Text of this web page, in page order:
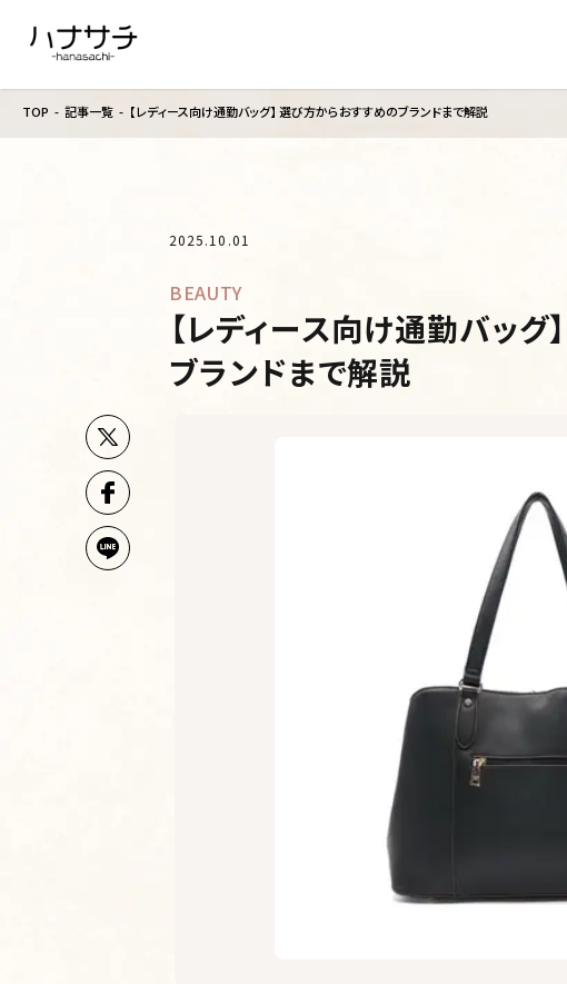
TOP 記事一覧 【レディース向け通勤バッグ】 選び方からおすすめのブランドまで解説
2025.10.01
BEAUTY
【レディース向け通勤バッ
ブランドまで解説